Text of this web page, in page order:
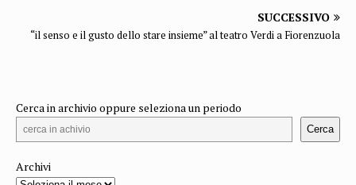
SUCCESSIVO
“il senso e il gusto dello stare insieme” al teatro Verdi a Fiorenzuola
Cerca in archivio oppure seleziona un periodo
Cerca
Archivi